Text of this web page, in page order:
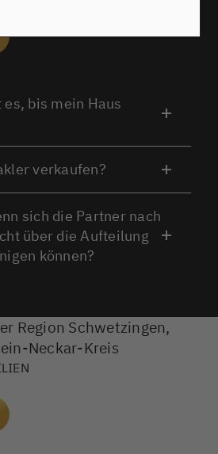
bis mein Haus
verkaufen?
sich die Partner nach
über die Aufteilung
können?
Region Schwetzingen,
Neckar-Kreis